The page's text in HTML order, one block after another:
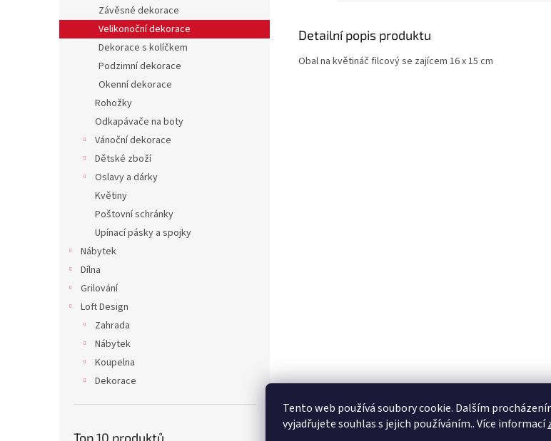
Tento web používá soubory cookie. Dalším
vyjadřujete souhlas s jejich používáním.. Více informací
Závěsné dekorace
Velikonoční dekorace
Dekorace s kolíčkem
Podzimní dekorace
Okenní dekorace
Rohožky
Odkapávače na boty
Vánoční dekorace
Dětské zboží
Oslavy a dárky
Květiny
Poštovní schránky
Upínací pásky a spojky
Nábytek
Dílna
Grilování
Loft Design
Zahrada
Nábytek
Koupelna
Dekorace
Top 10 produktů
Detailní popis produktu
Obal na květináč filcový se zajícem 16 x 15 cm